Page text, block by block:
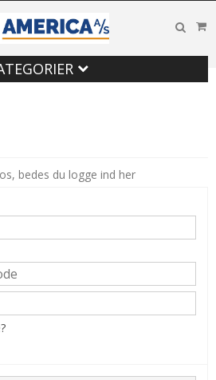
bedes du logge ind her